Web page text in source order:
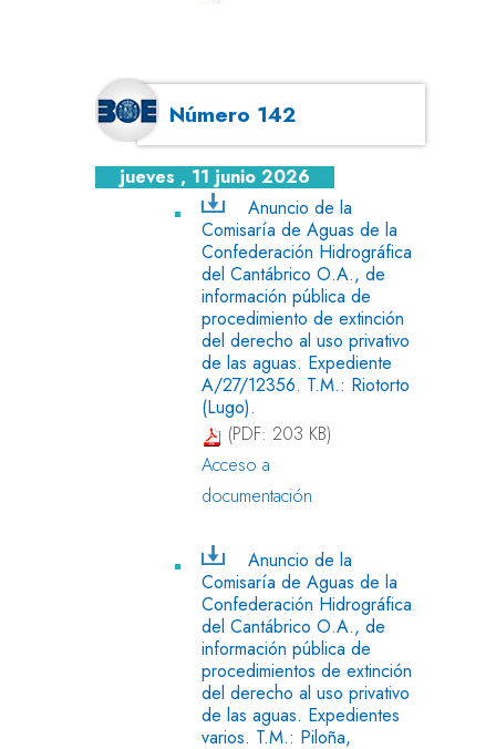
Número 142
jueves , 11 junio 2026
Anuncio de la
Comisaría de Aguas de la
Confederación Hidrográfica
del Cantábrico O.A., de
información pública de
procedimiento de extinción
del derecho al uso privativo
de las aguas. Expediente
A/27/12356. T.M.: Riotorto
(Lugo).
(PDF: 203 KB)
Acceso a
documentación
Anuncio de la
Comisaría de Aguas de la
Confederación Hidrográfica
del Cantábrico O.A., de
información pública de
procedimientos de extinción
del derecho al uso privativo
de las aguas. Expedientes
varios. T.M.: Piloña,